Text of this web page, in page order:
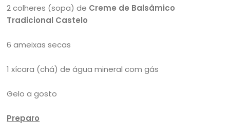
2 colheres (sopa) de Creme de Balsâmico
Tradicional Castelo
6 ameixas secas
1 xícara (chá) de água mineral com gás
Gelo a gosto
Preparo